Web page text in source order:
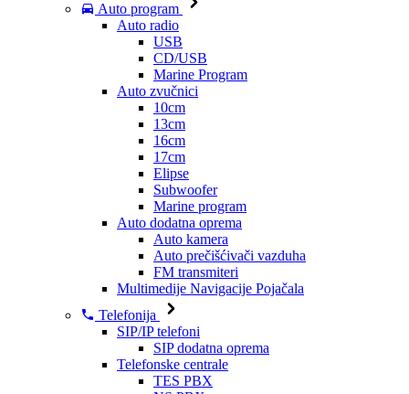
Auto program
Auto radio
USB
CD/USB
Marine Program
Auto zvučnici
10cm
13cm
16cm
17cm
Elipse
Subwoofer
Marine program
Auto dodatna oprema
Auto kamera
Auto prečišćivači vazduha
FM transmiteri
Multimedije Navigacije Pojačala
Telefonija
SIP/IP telefoni
SIP dodatna oprema
Telefonske centrale
TES PBX